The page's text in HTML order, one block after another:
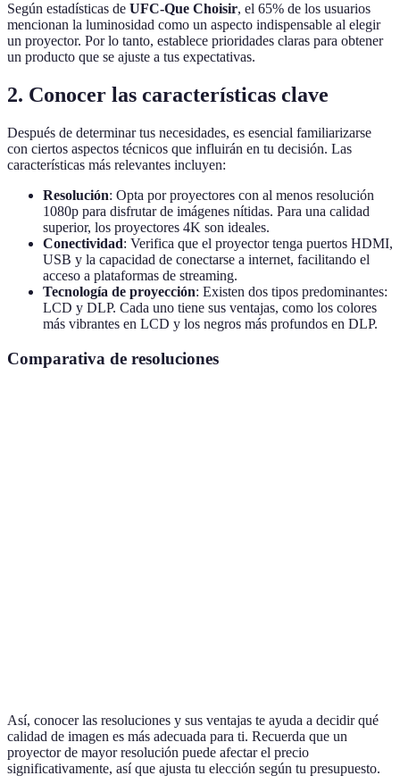
Según estadísticas de UFC-Que Choisir, el 65% de los usuarios
mencionan la luminosidad como un aspecto indispensable al elegir
un proyector. Por lo tanto, establece prioridades claras para obtener
un producto que se ajuste a tus expectativas.
2. Conocer las características clave
Después de determinar tus necesidades, es esencial familiarizarse
con ciertos aspectos técnicos que influirán en tu decisión. Las
características más relevantes incluyen:
Resolución: Opta por proyectores con al menos resolución
1080p para disfrutar de imágenes nítidas. Para una calidad
superior, los proyectores 4K son ideales.
Conectividad: Verifica que el proyector tenga puertos HDMI,
USB y la capacidad de conectarse a internet, facilitando el
acceso a plataformas de streaming.
Tecnología de proyección: Existen dos tipos predominantes:
LCD y DLP. Cada uno tiene sus ventajas, como los colores
más vibrantes en LCD y los negros más profundos en DLP.
Comparativa de resoluciones
Así, conocer las resoluciones y sus ventajas te ayuda a decidir qué
calidad de imagen es más adecuada para ti. Recuerda que un
proyector de mayor resolución puede afectar el precio
significativamente, así que ajusta tu elección según tu presupuesto.